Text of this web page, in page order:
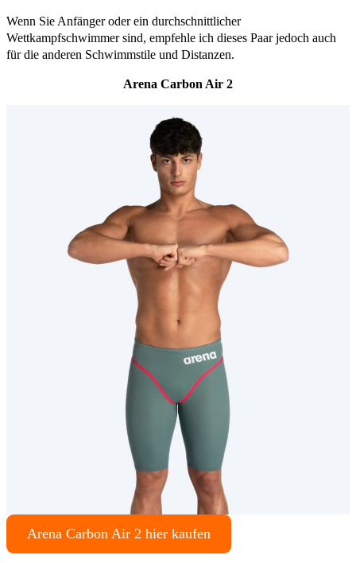
Wenn Sie Anfänger oder ein durchschnittlicher
Wettkampfschwimmer sind, empfehle ich dieses Paar jedoch auch
für die anderen Schwimmstile und Distanzen.
Arena Carbon Air 2
Arena Carbon Air 2 hier kaufen